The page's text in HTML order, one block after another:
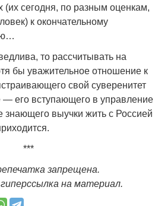
(их сегодня, по разным оценкам,
к окончательному
то рассчитывать на
бы уважительное отношение к
свой суверенитет
— его вступающего в управление
знающего выучки жить с Россией
***
запрещена.
на материал.